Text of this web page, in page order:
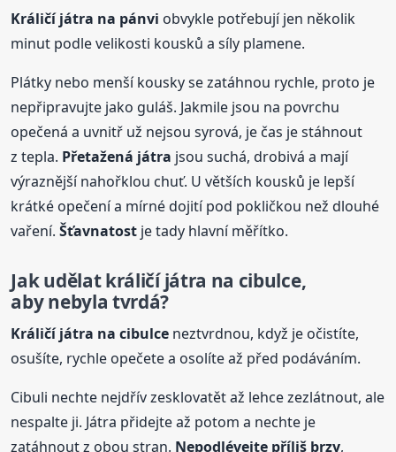
Králičí játra na pánvi obvykle potřebují jen několik
minut podle velikosti kousků a síly plamene.
Plátky nebo menší kousky se zatáhnou rychle, proto je
nepřipravujte jako guláš. Jakmile jsou na povrchu
opečená a uvnitř už nejsou syrová, je čas je stáhnout
z tepla. Přetažená játra jsou suchá, drobivá a mají
výraznější nahořklou chuť. U větších kousků je lepší
krátké opečení a mírné dojití pod pokličkou než dlouhé
vaření.Šťavnatost je tady hlavní měřítko.
Jak udělat králičí játra na cibulce,
aby nebyla tvrdá?
Králičí játra na cibulce neztvrdnou, když je očistíte,
osušíte, rychle opečete a osolíte až před podáváním.
Cibuli nechte nejdřív zesklovatět až lehce zezlátnout, ale
nespalte ji. Játra přidejte až potom a nechte je
zatáhnout z obou stran. Nepodlévejte příliš brzy,